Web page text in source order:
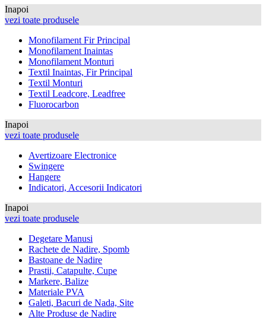
Inapoi
vezi toate produsele
Monofilament Fir Principal
Monofilament Inaintas
Monofilament Monturi
Textil Inaintas, Fir Principal
Textil Monturi
Textil Leadcore, Leadfree
Fluorocarbon
Inapoi
vezi toate produsele
Avertizoare Electronice
Swingere
Hangere
Indicatori, Accesorii Indicatori
Inapoi
vezi toate produsele
Degetare Manusi
Rachete de Nadire, Spomb
Bastoane de Nadire
Prastii, Catapulte, Cupe
Markere, Balize
Materiale PVA
Galeti, Bacuri de Nada, Site
Alte Produse de Nadire